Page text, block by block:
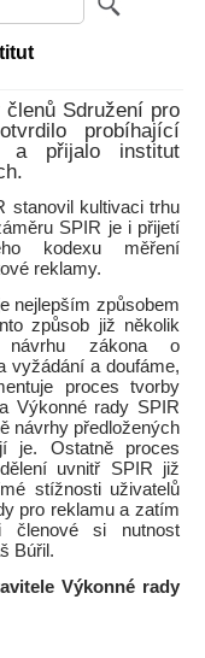
Sdružení pro
probíhající
a přijalo institut
stanovil kultivaci trhu
SPIR je i přijetí
kodexu měření
reklamy.
nejlepším způsobem
způsob již několik
návrhu zákona o
vyžádání a doufáme,
proces tvorby
Výkonné rady SPIR
návrhy předložených
je. Ostatně proces
uvnitř SPIR již
stížnosti uživatelů
pro reklamu a zatím
členové si nutnost
Búřil.
Výkonné rady